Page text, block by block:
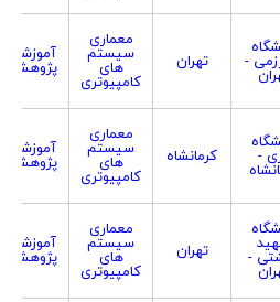
- تهران
معماری
سیستم
های
کامپیوتری
آموزشی
پژوهشی
- کرمانشاه
معماری
سیستم
های
کامپیوتری
آموزشی
پژوهشی
- تهران
معماری
سیستم
های
کامپیوتری
آموزشی
پژوهشی